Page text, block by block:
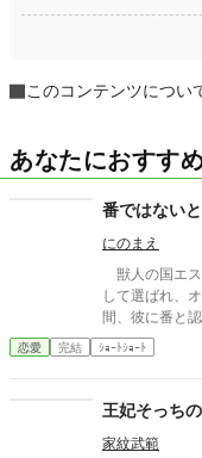
このコンテンツについ
あなたにおすす
番ではない
にのまえ
獣人の国エス
して選ばれ、
間、彼に番と
まま冷遇され続ける。 それでも王妃として
ノーだったが
決意し、国を去ろうとする。
家の襲撃に遭
に広域回復魔法で多くの命
恋愛 完結 ｼｮｰﾄｼｮｰﾄ
王妃そっち
家紋武範